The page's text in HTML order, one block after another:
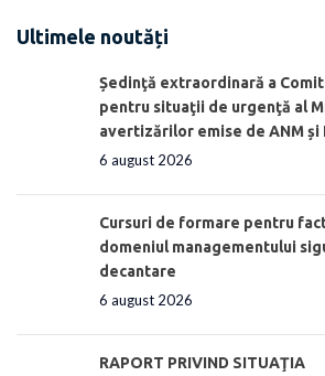
Ultimele noutăți
Ședinţă extraordinară a
pentru situaţii de urgenţă al
avertizărilor emise de ANM și
6 august 2026
Cursuri de formare pentru
domeniul managementului
decantare
6 august 2026
RAPORT PRIVIND SITUAŢIA